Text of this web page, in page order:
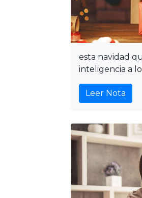
esta navidad
inteligencia a
Leer Nota